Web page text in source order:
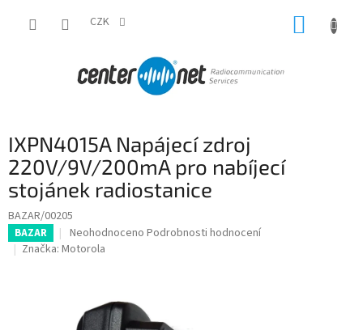
CZK
IXPN4015A Napájecí zdroj
220V/9V/200mA pro nabíjecí
stojánek radiostanice
BAZAR/00205
BAZAR
Průměrné
hodnocení
Neohodnoceno Podrobnosti hodnocení
Značka: Motorola